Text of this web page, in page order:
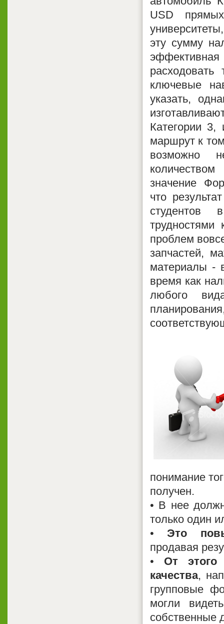
USD
эту сумму
ключевые
указать,
Категории
маршрут к
возможно
значение
что
студентов
проблем
запчастей,
материалы -
время как
любого
понимание
получен.
• В нее
только один
•Это
продавая
• От этого
качества,
групповые
могли
собственные